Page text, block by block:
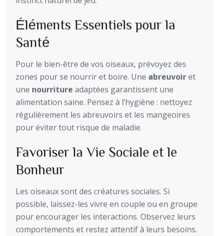
Éléments Essentiels pour la
Santé
Pour le bien-être de vos oiseaux, prévoyez des
zones pour se nourrir et boire. Une abreuvoiret
une nourriture adaptées garantissent une
alimentation saine. Pensez à l’hygiène : nettoyez
régulièrement les abreuvoirs et les mangeoires
pour éviter tout risque de maladie.
Favoriser la Vie Sociale et le
Bonheur
Les oiseaux sont des créatures sociales. Si
possible, laissez-les vivre en couple ou en groupe
pour encourager les interactions. Observez leurs
comportements et restez attentif à leurs besoins.